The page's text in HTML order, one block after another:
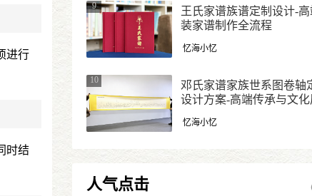
进行
时结
9
王氏家谱族谱定制设计-
装家谱制作全流程
忆海小忆
10
邓氏家谱家族世系图卷轴
设计方案-高端传承与文
忆海小忆
人气点击